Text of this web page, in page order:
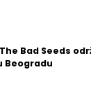
Bad Seeds
Beogradu